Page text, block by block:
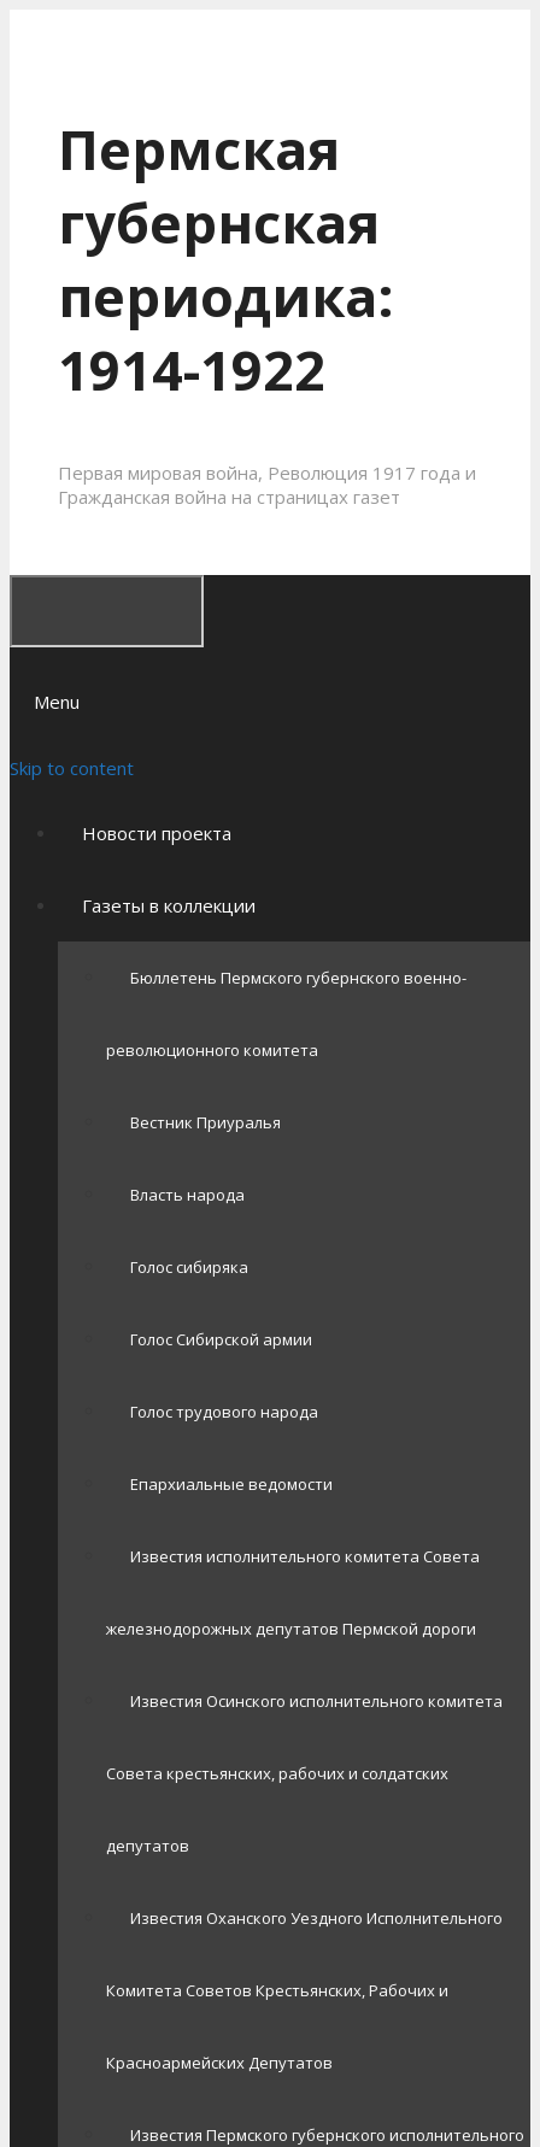
Пермская
губернская
периодика:
1914-1922
Первая мировая война, Революция 1917 года и
Гражданская война на страницах газет
Menu
Skip to content
Новости проекта
Газеты в коллекции
Бюллетень Пермского губернского военно-
революционного комитета
Вестник Приуралья
Власть народа
Голос сибиряка
Голос Сибирской армии
Голос трудового народа
Епархиальные ведомости
Известия исполнительного комитета Совета
железнодорожных депутатов Пермской дороги
Известия Осинского исполнительного комитета
Совета крестьянских, рабочих и солдатских
депутатов
Известия Оханского Уездного Исполнительного
Комитета Советов Крестьянских, Рабочих и
Красноармейских Депутатов
Известия Пермского губернского исполнительного